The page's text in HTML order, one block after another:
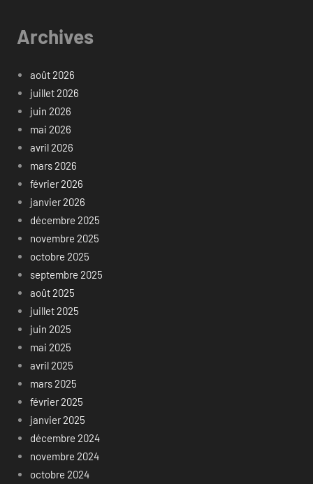
Archives
août 2026
juillet 2026
juin 2026
mai 2026
avril 2026
mars 2026
février 2026
janvier 2026
décembre 2025
novembre 2025
octobre 2025
septembre 2025
août 2025
juillet 2025
juin 2025
mai 2025
avril 2025
mars 2025
février 2025
janvier 2025
décembre 2024
novembre 2024
octobre 2024